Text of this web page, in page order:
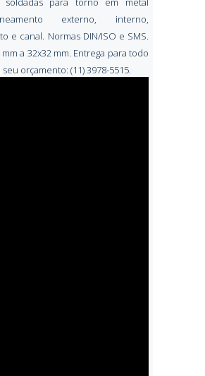
externo, interno,
e canal. Normas DIN/ISO e SMS.
a 32x32 mm. Entrega para todo
seu orçamento: (11) 3978-5515.